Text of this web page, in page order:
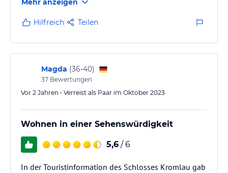
Mehr anzeigen
Hilfreich Teilen
Magda (36-40)
37 Bewertungen
Vor 2 Jahren • Verreist als Paar im Oktober 2023
Wohnen in einer Sehenswürdigkeit
5,6 / 6
In der Touristinformation des Schlosses Kromlau gab